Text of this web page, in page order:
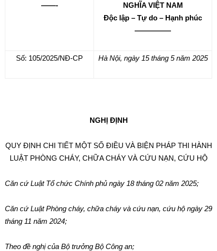
——-
NGHĨA VIỆT NAM
Độc lập – Tự do – Hạnh phúc
—————
Số: 105/2025/NĐ-CP Hà Nội, ngày 15 tháng 5 năm 2025
NGHỊ ĐỊNH
QUY ĐỊNH CHI TIẾT MỘT SỐ ĐIỀU VÀ BIỆN PHÁP THI HÀNH
LUẬT PHÒNG CHÁY, CHỮA CHÁY VÀ CỨU NẠN, CỨU HỘ
Căn cứ Luật Tổ chức Chính phủ ngày 18 tháng 02 năm 2025;
Căn cứ Luật Phòng cháy, chữa cháy và cứu nạn, cứu hộ ngày 29
tháng 11 năm 2024;
Theo đề nghị của Bộ trưởng Bộ Công an;